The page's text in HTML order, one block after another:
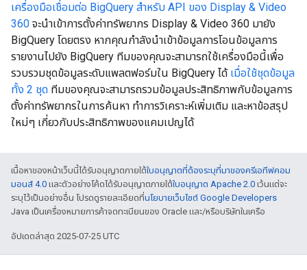
เครื่องมือเชื่อมต่อ BigQuery สำหรับ API ของ Display & Video
360 จะนําเข้าการตั้งค่าทรัพยากร Display & Video 360 มายัง
BigQuery โดยตรง หากคุณกำลังนำเข้าข้อมูลการโอนข้อมูลการ
รายงานไปยัง BigQuery ทีมของคุณจะสามารถใช้เครื่องมือนี้เพื่อ
รวบรวมชุดข้อมูลระดับแพลตฟอร์มใน BigQuery ได้ เมื่อใช้ชุดข้อมูล
ทั้ง 2 ชุด ทีมของคุณจะสามารถรวมข้อมูลประสิทธิภาพกับข้อมูลการ
ตั้งค่าทรัพยากรในการค้นหา ทำการวิเคราะห์เพิ่มเติม และหาข้อสรุป
ใหม่ๆ เกี่ยวกับประสิทธิภาพของแคมเปญได้
เนื้อหาของหน้าเว็บนี้ได้รับอนุญาตภายใต้ใบอนุญาตที่ต้องระบุที่มาของครีเอทีฟคอม
มอนส์ 4.0 และตัวอย่างโค้ดได้รับอนุญาตภายใต้ใบอนุญาต Apache 2.0 เว้นแต่จะ
ระบุไว้เป็นอย่างอื่น โปรดดูรายละเอียดที่นโยบายเว็บไซต์ Google Developers
Java เป็นเครื่องหมายการค้าจดทะเบียนของ Oracle และ/หรือบริษัทในเครือ
อัปเดตล่าสุด 2025-07-25 UTC